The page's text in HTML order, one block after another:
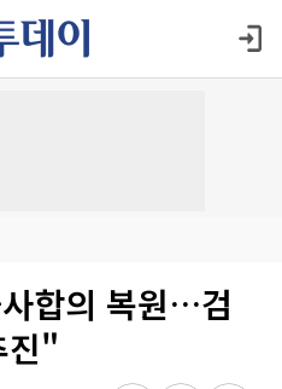
합의 복원…검
진"